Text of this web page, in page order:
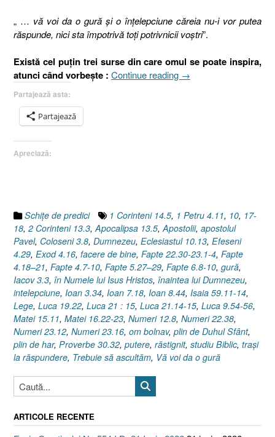
„ … vă voi da o gură şi o înţelepciune căreia nu-i vor putea
răspunde, nici sta împotrivă toţi potrivnicii voştri”.
Există cel puţin trei surse din care omul se poate inspira,
atunci când vorbeşte : Continue reading „Vă
Luca
21.14-
15”
→
Partajează asta:
Partajează
Apreciază:
Schiţe de predici 1 Corinteni 14.5, 1 Petru 4.11, 10, 17-
18, 2 Corinteni 13.3,Apocalipsa 13.5,Apostolii, apostolul
Pavel, Coloseni 3.8, Dumnezeu, Eclesiastul 10.13, Efeseni
4.29, Exod 4.16, facere de bine, Fapte 22.30-23.1-4, Fapte
4.18–21, Fapte 4.7-10, Fapte 5.27–29, Fapte 6.8-10, gură,
Iacov 3.3, în Numele lui Isus Hristos, înaintea lui Dumnezeu,
intelepciune, Ioan 3.34, Ioan 7.18, Ioan 8.44, Isaia 59.11-14,
Lege, Luca 19.22, Luca 21 : 15, Luca 21.14-15, Luca 9.54-56,
Matei 15.11, Matei 16.22-23, Numeri 12.8, Numeri 22.38,
Numeri 23.12, Numeri 23.16, om bolnav, plin de Duhul Sfânt,
plin de har, Proverbe 30.32, putere, răstignit, studiu Biblic, traşi
la răspundere, Trebuie să ascultăm, Vă voi da o gură
ARTICOLE RECENTE